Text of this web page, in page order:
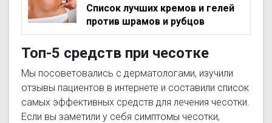
Список лучших кремов и гелей
против шрамов и рубцов
Топ-5 средств при чесотке
Мы посоветовались с дерматологами, изучили
отзывы пациентов в интернете и составили список
самых эффективных средств для лечения чесотки.
Если вы заметили у себя симптомы чесотки,